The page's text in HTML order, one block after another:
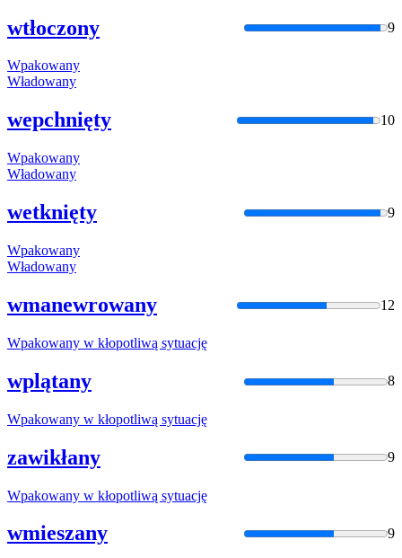
wtłoczony 9
Wpakowany
Władowany
wepchnięty 10
Wpakowany
Władowany
wetknięty 9
Wpakowany
Władowany
wmanewrowany 12
Wpakowany w kłopotliwą sytuację
wplątany 8
Wpakowany w kłopotliwą sytuację
zawikłany 9
Wpakowany w kłopotliwą sytuację
wmieszany 9